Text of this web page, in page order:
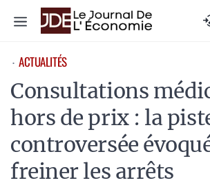
Menu
⋅ ACTUALITÉS
Consultations
hors de prix : la
controversée
freiner les arrêts